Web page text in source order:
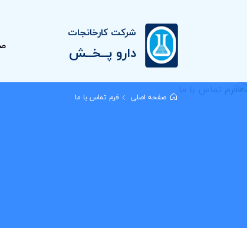
شرکت کارخانجات
دارو پــخــش
صفحه اصلی فرم تماس با ما